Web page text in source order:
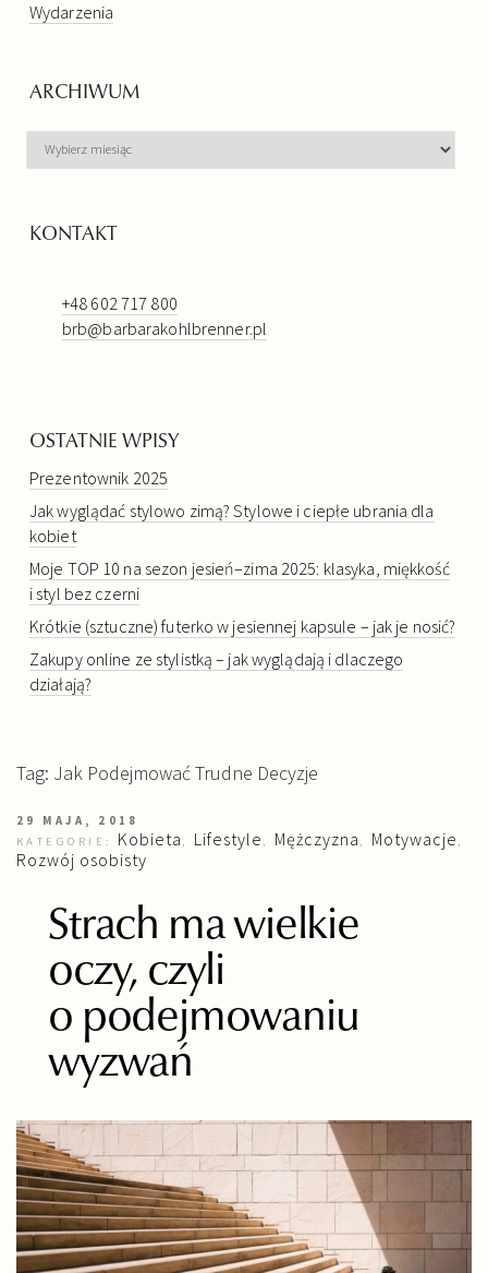
Wydarzenia
ARCHIWUM
KONTAKT
+48 602 717 800
brb@barbarakohlbrenner.pl
OSTATNIE WPISY
Prezentownik 2025
Jak wyglądać stylowo zimą? Stylowe i ciepłe ubrania dla
kobiet
Moje TOP 10 na sezon jesień–zima 2025: klasyka, miękkość
i styl bez czerni
Krótkie (sztuczne) futerko w jesiennej kapsule – jak je nosić?
Zakupy online ze stylistką – jak wyglądają i dlaczego
działają?
Tag: Jak Podejmować Trudne Decyzje
29 MAJA, 2018
KATEGORIE: Kobieta Lifestyle Mężczyzna Motywacje
Rozwój osobisty
Strach ma wielkie
oczy, czyli
o podejmowaniu
wyzwań